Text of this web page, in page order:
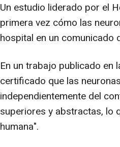
Un estudio liderado por el
primera vez cómo las
hospital en un comunicado
En un trabajo publicado en
certificado que las
independientemente del
superiores y abstractas, lo
humana".